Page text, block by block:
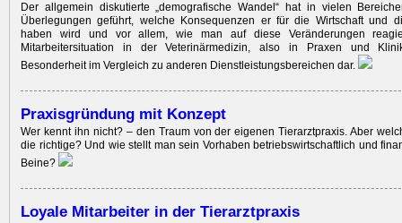
Der allgemein diskutierte „demografische Wandel“ hat in vielen
Überlegungen geführt, welche Konsequenzen er für die Wirtschaft und
haben wird und vor allem, wie man auf diese Veränderungen
Mitarbeitersituation in der Veterinärmedizin, also in Praxen und
Besonderheit im Vergleich zu anderen Dienstleistungsbereichen dar.
Praxisgründung mit Konzept
Wer kennt ihn nicht? – den Traum von der eigenen Tierarztpraxis. Aber
die richtige? Und wie stellt man sein Vorhaben betriebswirtschaftlich und
Beine?
Loyale Mitarbeiter in der Tierarztpraxis